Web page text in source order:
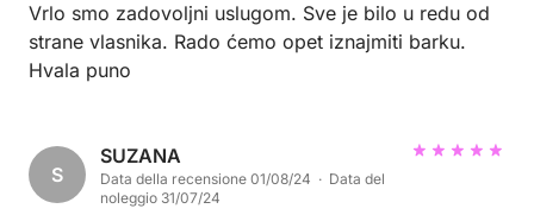
Vrlo smo zadovoljni uslugom. Sve je bilo u redu od
strane vlasnika. Rado ćemo opet iznajmiti barku.
Hvala puno
S
SUZANA
Data della recensione 01/08/24 · Data del
noleggio 31/07/24